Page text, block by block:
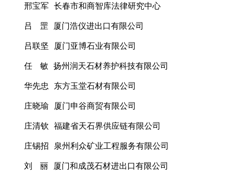
邢宝军 长春市和商智库法律研究中心
吕 罡 厦门浩仪进出口有限公司
吕联坚 厦门亚博石业有限公司
任 敏 扬州润天石材养护科技有限公司
华先忠 东方玉堂石材有限公司
庄晓瑜 厦门申谷商贸有限公司
庄清钦 福建省天石界供应链有限公司
庄锡招 泉州利众矿业工程服务有限公司
刘 丽 厦门和成茂石材进出口有限公司